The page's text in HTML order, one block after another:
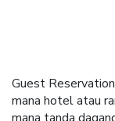
Guest
mana hotel atau